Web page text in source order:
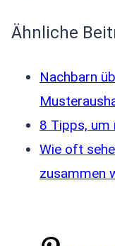
Ähnliche
Nachbarn
8 Tipps, um
Wie oft
zusammen